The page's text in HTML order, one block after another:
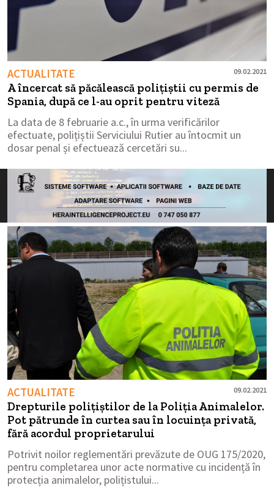
ACTUALITATE 09.02.2021
A încercat să păcălească polițiștii cu permis de
Spania, după ce l-au oprit pentru viteză
La data de 8 februarie a.c., în urma verificărilor
efectuate, polițiștii Serviciului Rutier au întocmit un
dosar penal și efectuează cercetări su...
ACTUALITATE 09.02.2021
Drepturile polițiștilor de la Poliția Animalelor.
Pot pătrunde în curtea sau în locuința privată,
fără acordul proprietarului
Potrivit noilor reglementări prevăzute de OUG 175/2020,
pentru completarea unor acte normative cu incidență în
protecția animalelor, polițistului...